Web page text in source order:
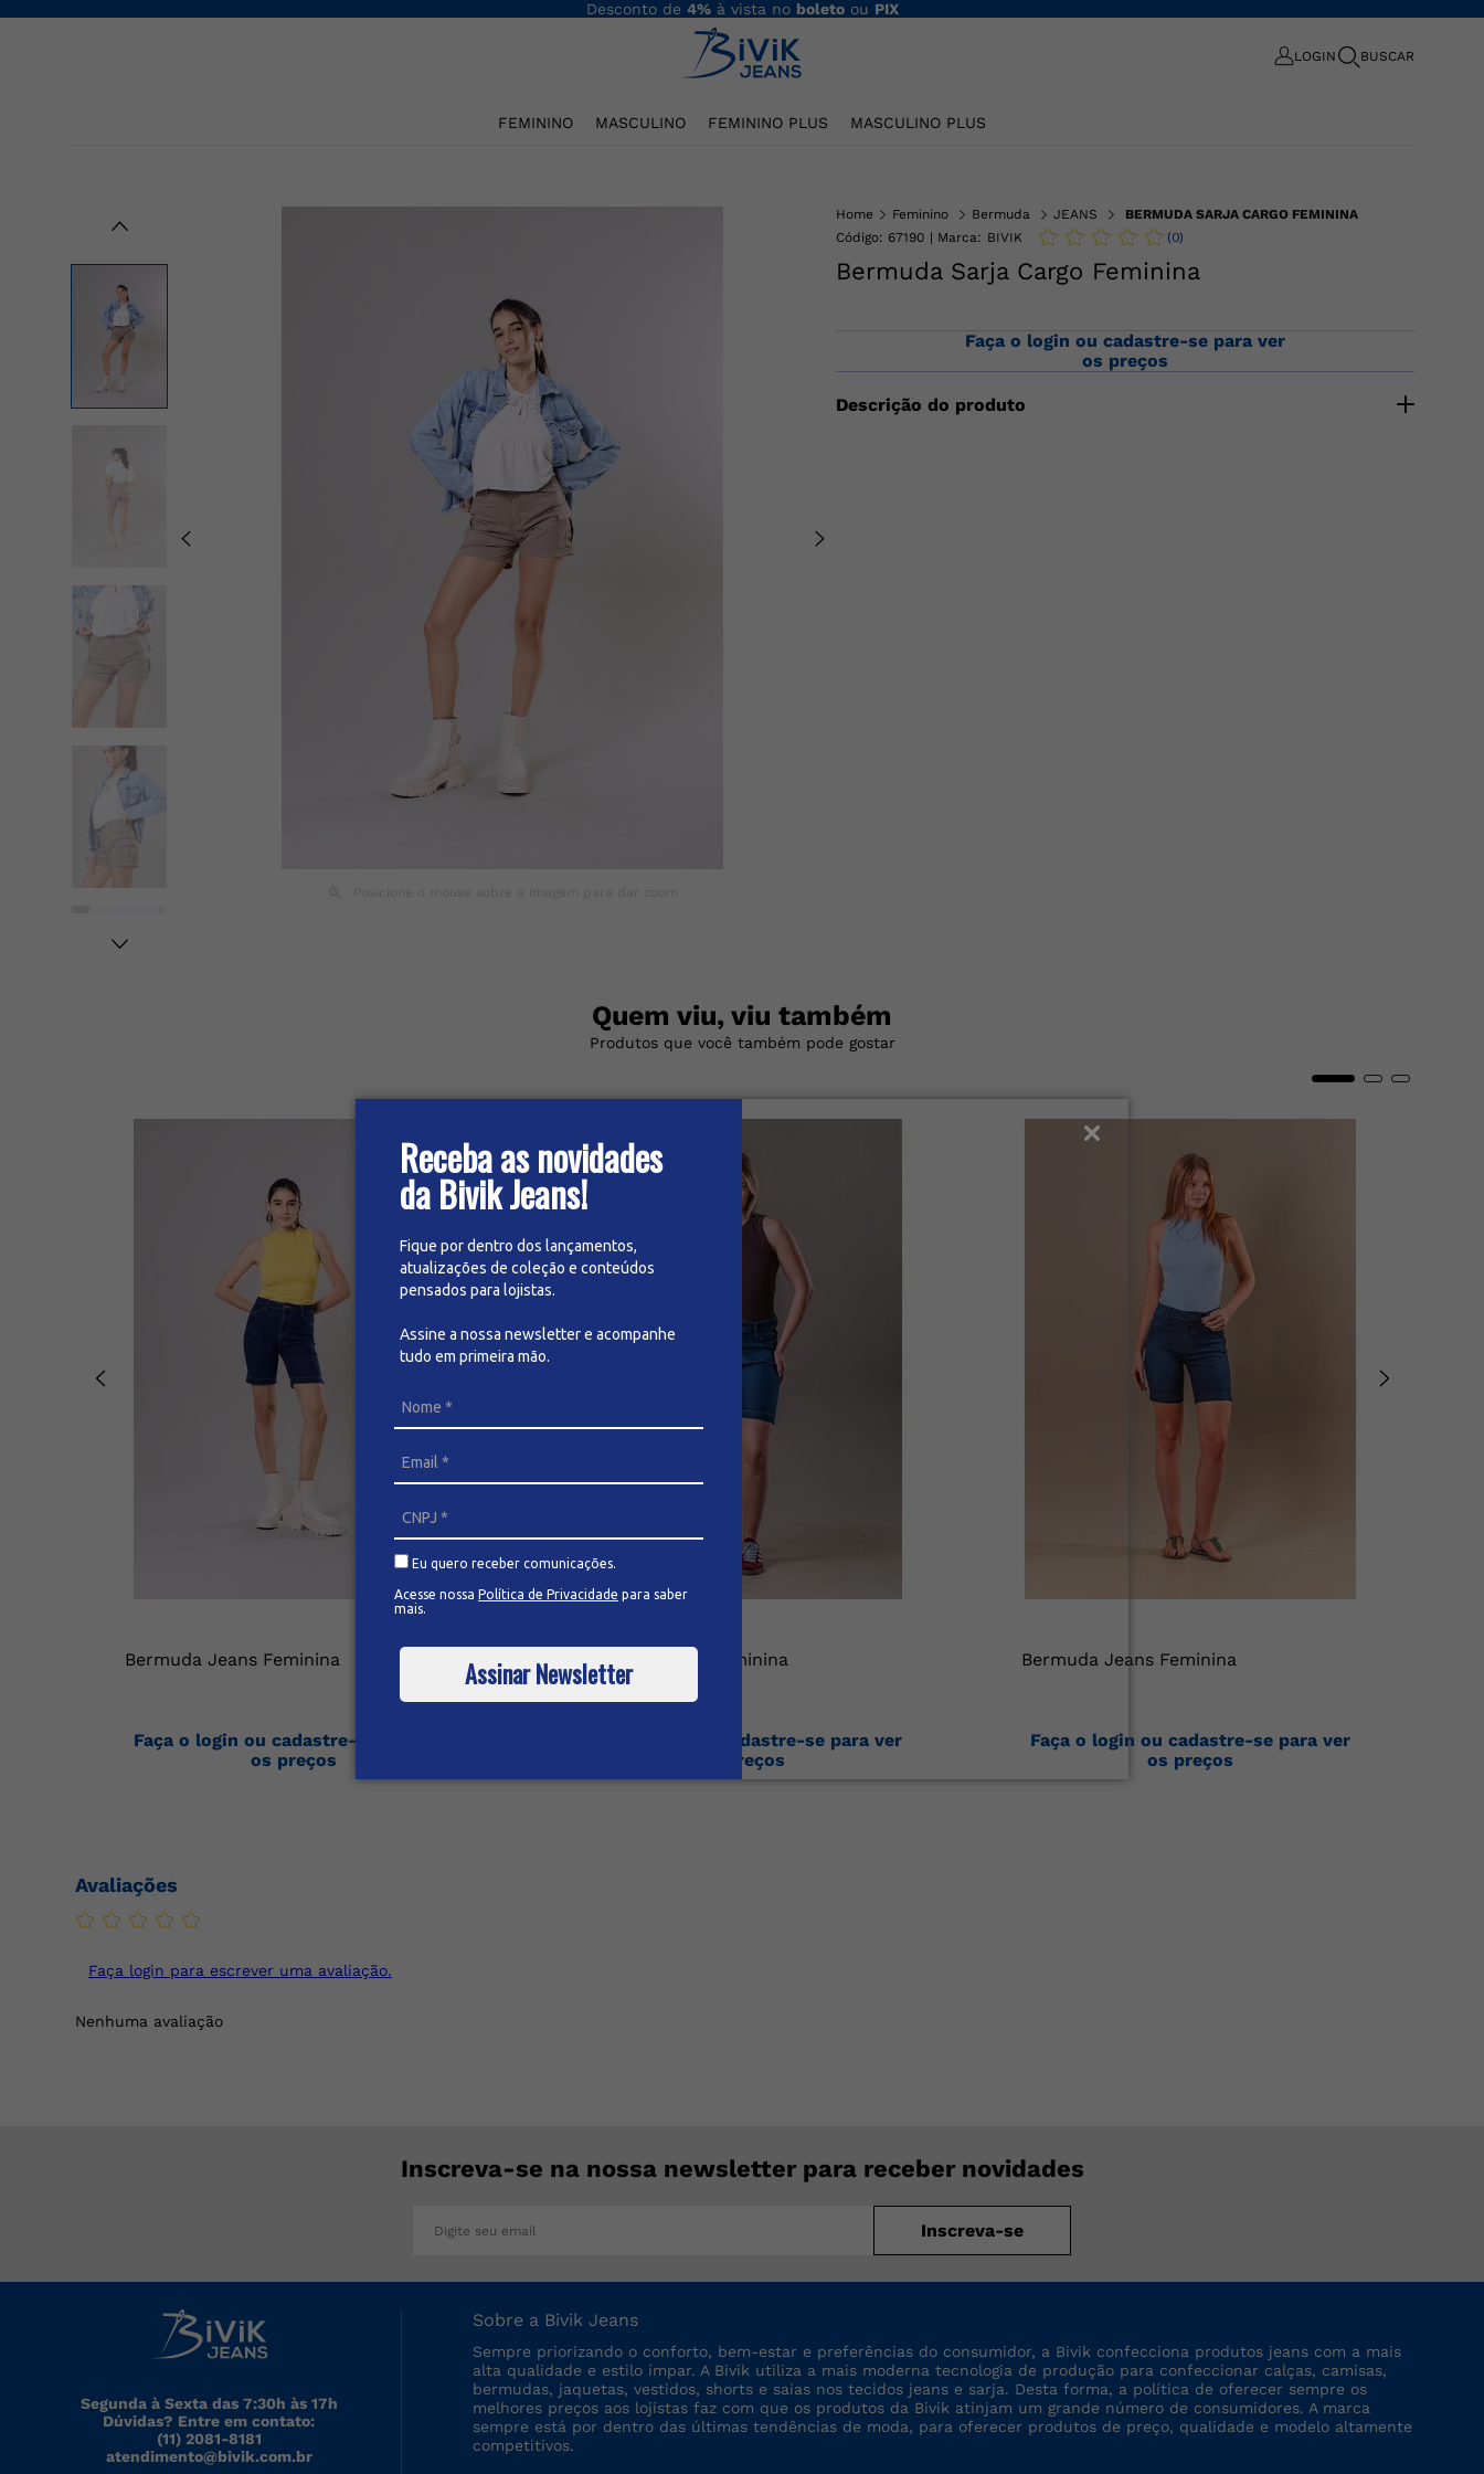
Receba as novidades
da Bivik Jeans!
Fique por dentro dos lançamentos,
atualizações de coleção e conteúdos
pensados para lojistas.
Assine a nossa newsletter e acompanhe
tudo em primeira mão.
Eu quero receber comunicações.
Acesse nossa Política de Privacidade para saber
mais.
Assinar Newsletter
Desconto de 4%à vista no boletoou PIX
LOGIN BUSCAR
FEMININO MASCULINO FEMININO PLUS MASCULINO PLUS
Home Feminino Bermuda JEANS
BERMUDA SARJA CARGO FEMININA
Código: 67190 BIVIK (0)
Bermuda Sarja Cargo Feminina
Faça o login ou cadastre-se para ver
os preços
Descrição do produto
Quem viu, viu também
Produtos que você também pode gostar
Bermuda Jeans Feminina
Faça o login ou cadastre-se para ver
os preços
Bermuda Jeans Feminina
Faça o login ou cadastre-se para ver
os preços
Bermuda Jeans Feminina
Faça o login ou cadastre-se para ver
os preços
Avaliações
Faça login para escrever uma avaliação.
Nenhuma avaliação
Inscreva-se na nossa newsletter para receber novidades
Inscreva-se
Segunda à Sexta das 7:30h às 17h
Dúvidas? Entre em contato:
(11) 2081-8181
atendimento@bivik.com.br
Sobre a Bivik Jeans
Sempre priorizando o conforto, bem-estar e preferências do consumidor, a Bivik confecciona produtos jeans com a mais
alta qualidade e estilo ímpar. A Bivik utiliza a mais moderna tecnologia de produção para confeccionar calças, camisas,
bermudas, jaquetas, vestidos, shorts e saias nos tecidos jeans e sarja. Desta forma, a política de oferecer sempre os
melhores preços aos lojistas faz com que os produtos da Bivik atinjam um grande número de consumidores. A marca
sempre está por dentro das últimas tendências de moda, para oferecer produtos de preço, qualidade e modelo altamente
competitivos.